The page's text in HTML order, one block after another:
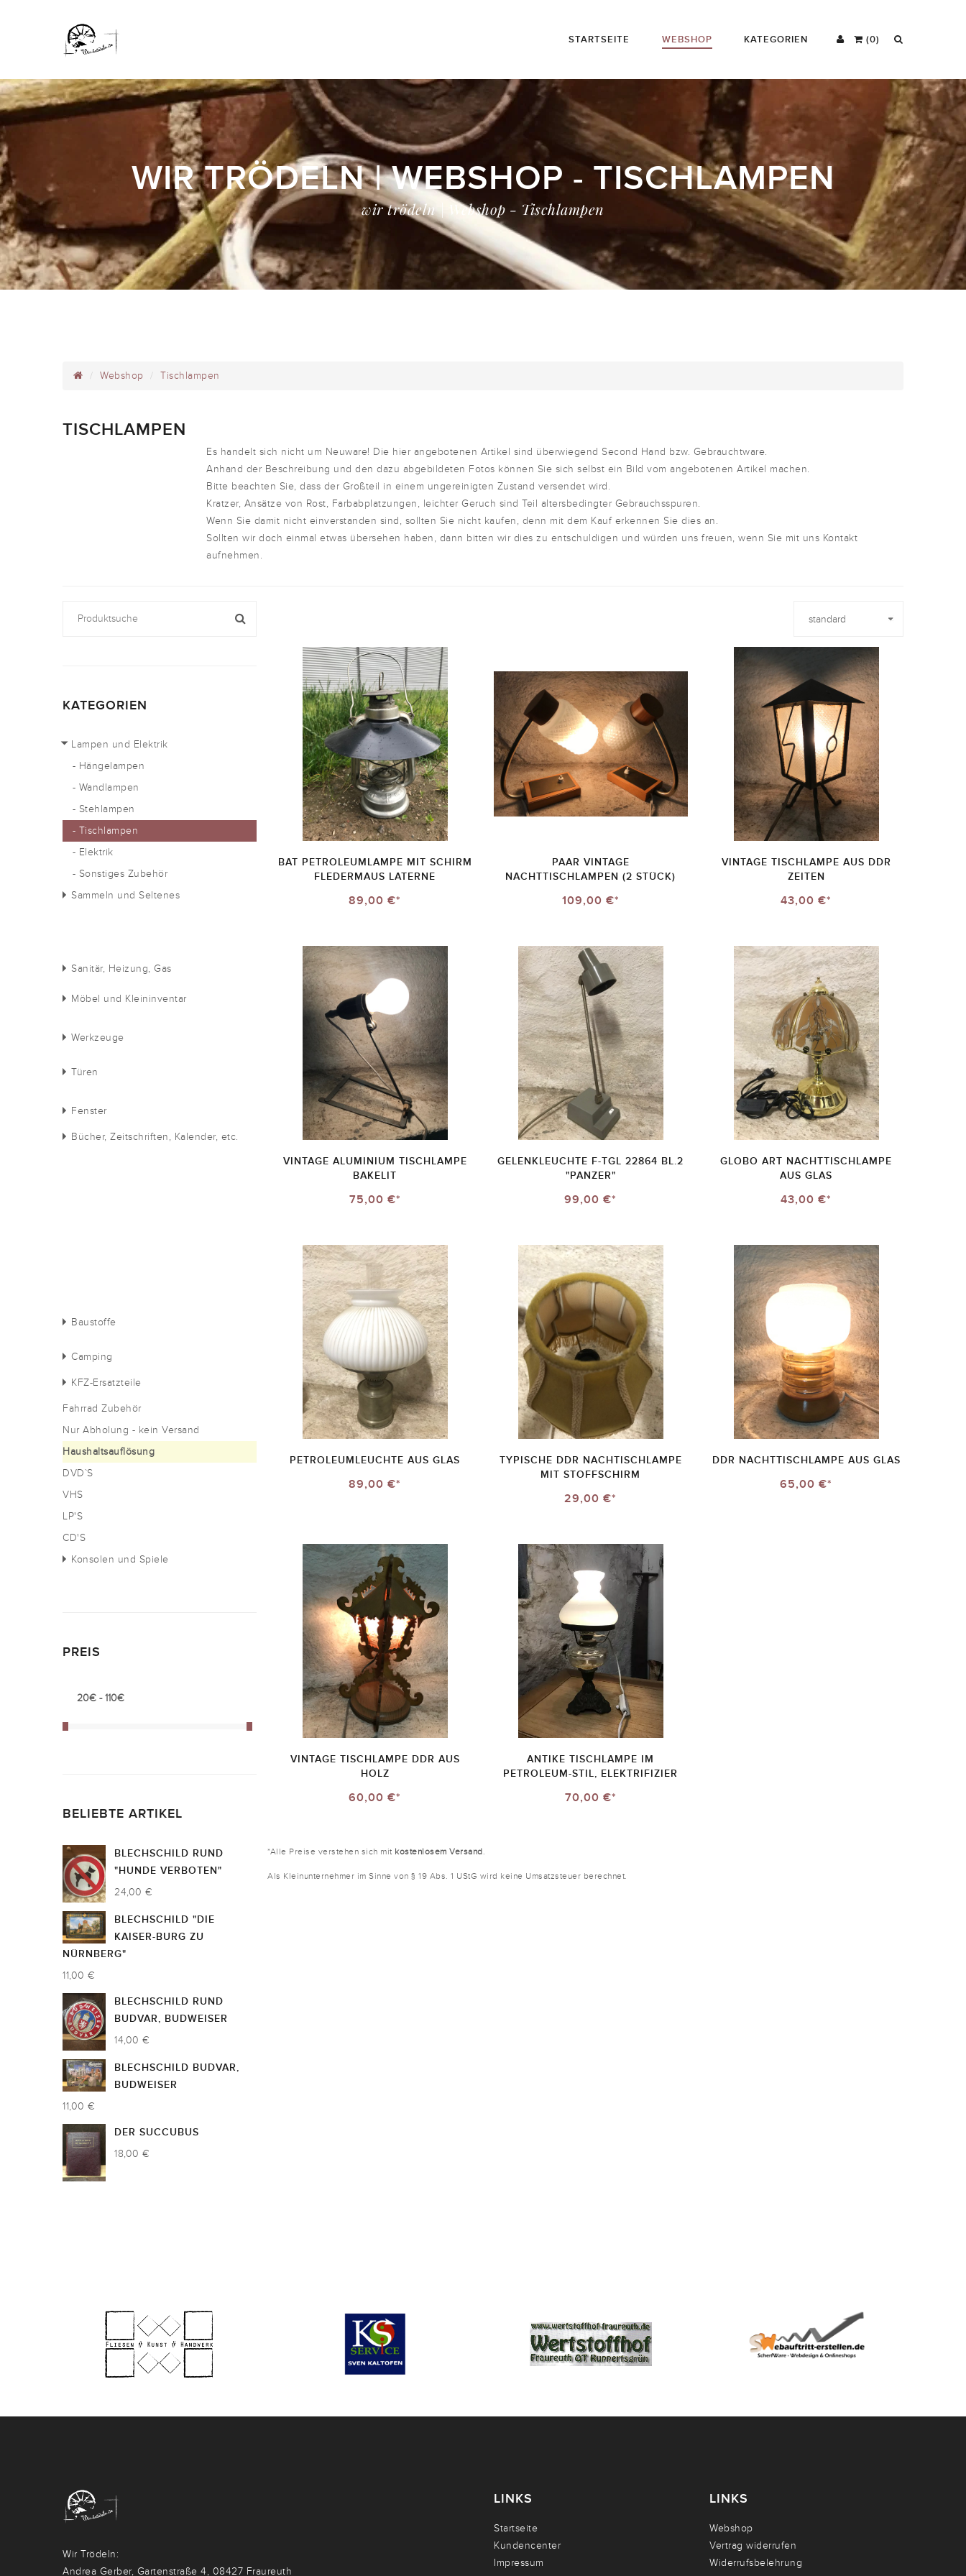
(0)
STARTSEITE WEBSHOP KATEGORIEN
WIR TRÖDELN | WEBSHOP - TISCHLAMPEN
wir trödeln | Webshop - Tischlampen
Webshop Tischlampen
TISCHLAMPEN
Es handelt sich nicht um Neuware! Die hier angebotenen Artikel sind überwiegend Second Hand bzw. Gebrauchtware.
Anhand der Beschreibung und den dazu abgebildeten Fotos können Sie sich selbst ein Bild vom angebotenen Artikel machen.
Bitte beachten Sie, dass der Großteil in einem ungereinigten Zustand versendet wird.
Kratzer, Ansätze von Rost, Farbabplatzungen, leichter Geruch sind Teil altersbedingter Gebrauchsspuren.
Wenn Sie damit nicht einverstanden sind, sollten Sie nicht kaufen, denn mit dem Kauf erkennen Sie dies an.
Sollten wir doch einmal etwas übersehen haben, dann bitten wir dies zu entschuldigen und würden uns freuen, wenn Sie mit uns Kontakt
aufnehmen.
KATEGORIEN
Lampen und Elektrik
- Hängelampen
- Wandlampen
- Stehlampen
- Tischlampen
- Elektrik
- Sonstiges Zubehör
Sammeln und Seltenes
Sanitär, Heizung, Gas
Möbel und Kleininventar
Werkzeuge
Türen
Fenster
Bücher, Zeitschriften, Kalender, etc.
Baustoffe
Camping
KFZ-Ersatzteile
Fahrrad Zubehör
Nur Abholung - kein Versand
Haushaltsauflösung
DVD`S
VHS
LP'S
CD'S
Konsolen und Spiele
PREIS
BELIEBTE ARTIKEL
BLECHSCHILD RUND
"HUNDE VERBOTEN"
24,00 €
BLECHSCHILD "DIE
KAISER-BURG ZU
NÜRNBERG"
11,00 €
BLECHSCHILD RUND
BUDVAR, BUDWEISER
14,00 €
BLECHSCHILD BUDVAR,
BUDWEISER
11,00 €
DER SUCCUBUS
18,00 €
BAT PETROLEUMLAMPE MIT SCHIRM
FLEDERMAUS LATERNE
89,00 €*
PAAR VINTAGE
NACHTTISCHLAMPEN (2 STÜCK)
109,00 €*
VINTAGE TISCHLAMPE AUS DDR
ZEITEN
43,00 €*
VINTAGE ALUMINIUM TISCHLAMPE
BAKELIT
75,00 €*
GELENKLEUCHTE F-TGL 22864 BL.2
"PANZER"
99,00 €*
GLOBO ART NACHTTISCHLAMPE
AUS GLAS
43,00 €*
PETROLEUMLEUCHTE AUS GLAS
89,00 €*
TYPISCHE DDR NACHTISCHLAMPE
MIT STOFFSCHIRM
29,00 €*
DDR NACHTTISCHLAMPE AUS GLAS
65,00 €*
VINTAGE TISCHLAMPE DDR AUS
HOLZ
60,00 €*
ANTIKE TISCHLAMPE IM
PETROLEUM-STIL, ELEKTRIFIZIER
70,00 €*
*Alle Preise verstehen sich mit kostenlosem Versand.
Als Kleinunternehmer im Sinne von § 19 Abs. 1 UStG wird keine Umsatzsteuer berechnet.
Wir Trödeln:
Andrea Gerber, Gartenstraße 4, 08427 Fraureuth
LINKS
Startseite
Kundencenter
Impressum
LINKS
Webshop
Vertrag widerrufen
Widerrufsbelehrung